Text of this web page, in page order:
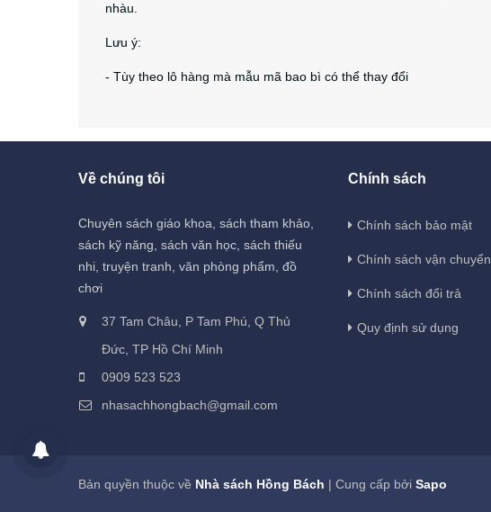
nhàu.
Lưu ý:
- Tùy theo lô hàng mà mẫu mã bao bì có thể thay đổi
Về chúng tôi
Chuyên sách giáo khoa, sách tham khảo,
sách kỹ năng, sách văn học, sách thiếu
nhi, truyện tranh, văn phòng phẩm, đồ
chơi
37 Tam Châu, P Tam Phú, Q Thủ
Đức, TP Hồ Chí Minh
0909 523 523
nhasachhongbach@gmail.com
Chính sách
Chính sách bảo mật
Chính sách vận chuyển
Chính sách đổi trả
Quy định sử dụng
Bản quyền thuộc về Nhà sách Hồng Bách | Cung cấp bởi Sapo